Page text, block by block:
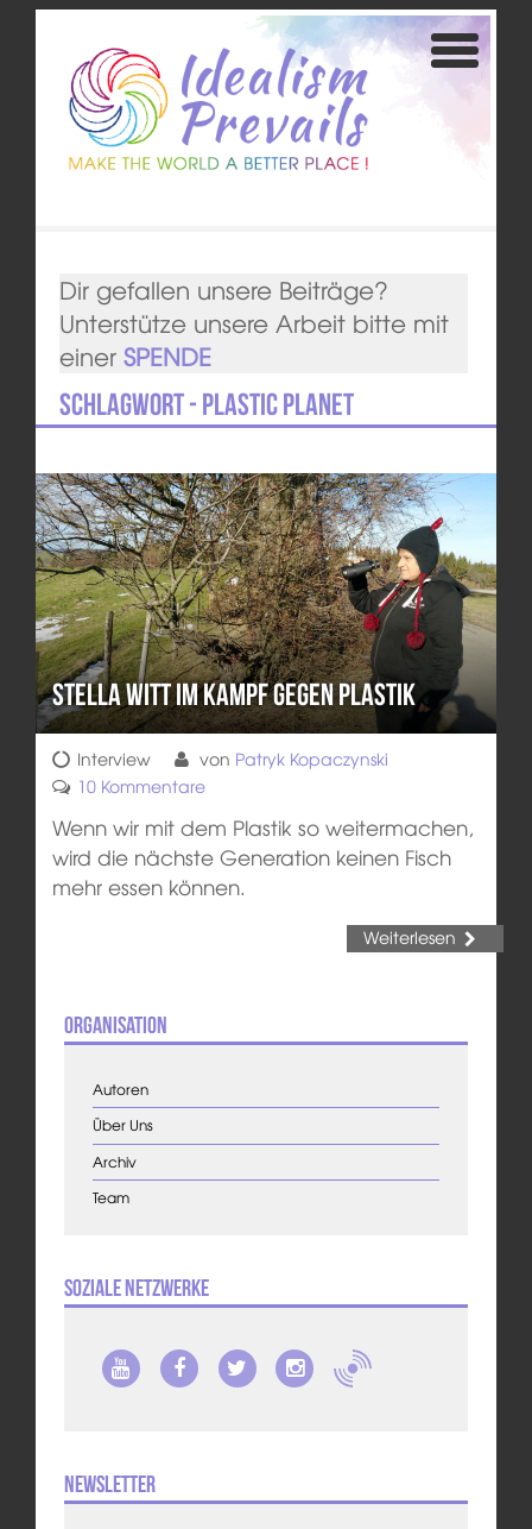
Dir gefallen unsere Beiträge?
Unterstütze unsere Arbeit bitte mit
einer SPENDE
Schlagwort - Plastic Planet
Stella Witt im Kampf gegen Plastik
Interview von Patryk Kopaczynski
10 Kommentare
Wenn wir mit dem Plastik so weitermachen,
wird die nächste Generation keinen Fisch
mehr essen können.
Weiterlesen
Organisation
Autoren
Über Uns
Archiv
Team
Soziale Netzwerke
Newsletter